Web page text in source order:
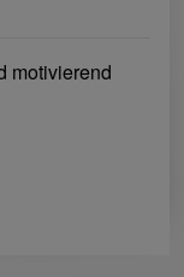
motivierend